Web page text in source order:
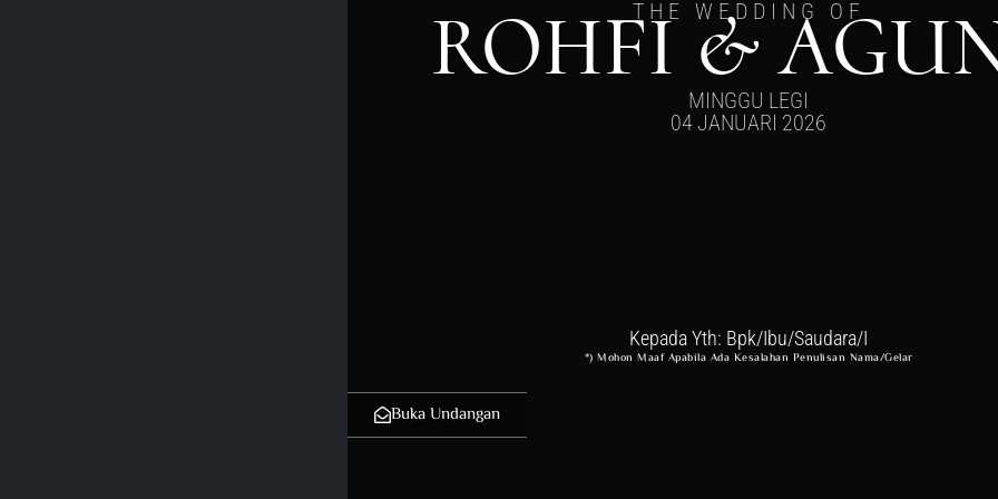
THE WEDDING OF
ROHFI &
MINGGU LEGI
04 JANUARI 2026
Kepada Yth: Bpk/Ibu/Saudara/I
*) Mohon Maaf Apabila Ada Kesalahan Penulisan Nama/gelar
Buka Undangan